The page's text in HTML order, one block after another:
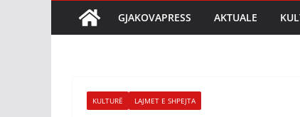
GJAKOVAPRESS AKTUALE
KULTURË LAJMET E SHPEJTA